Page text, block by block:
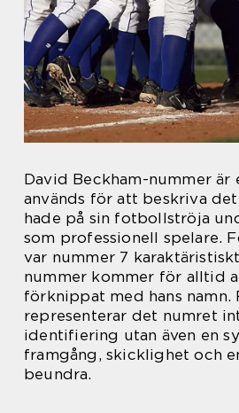
David Beckham-nummer är
används för att beskriva
hade på sin fotbollströja
som professionell spelare.
var nummer 7
nummer kommer för alltid
förknippat med hans namn.
representerar det numret
identifiering utan även en
framgång, skicklighet och
beundra.